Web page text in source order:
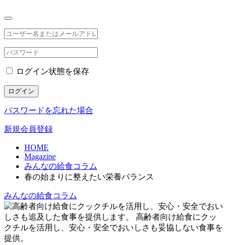
ログイン状態を保存
ログイン
パスワードを忘れた場合
新規会員登録
HOME
Magazine
みんなの給食コラム
春の始まりに整えたい栄養バランス
みんなの給食コラム